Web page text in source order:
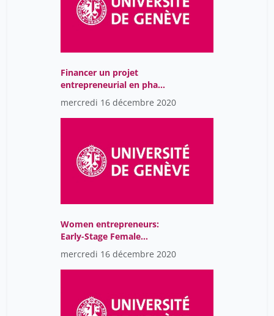
Van der Linden Martial
Vega Katharine
Widmer Caroline
Zgraggen Jean-Marc
de Carvalho Diana
de Vries Jan
lombardo patrizia
vuilleumier Patrik
Financer un projet
entrepreneurial en phase
de démarrage
mercredi 16 décembre 2020
Women entrepreneurs:
Early-Stage Female
Founder Roundtable
mercredi 16 décembre 2020